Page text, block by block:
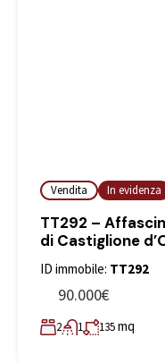
Vendita In evidenza
TT292 –
di Castiglione
ID immobile: TT292
90.000€
2 1 135mq